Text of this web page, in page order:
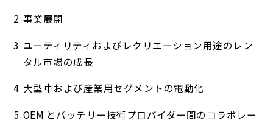
事業展開
ユーティリティおよびレクリエーション用途のレン
タル市場の成長
大型車および産業用セグメントの電動化
OEM とバッテリー技術プロバイダー間のコラボレー